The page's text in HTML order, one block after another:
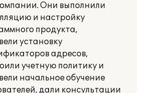
Они выполнили
и настройку
продукта,
установку
адресов,
учетную политику и
начальное обучение
дали консультации